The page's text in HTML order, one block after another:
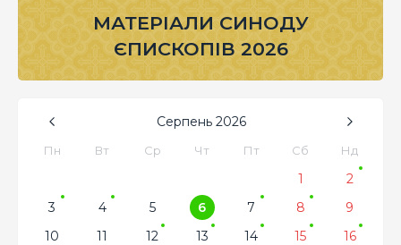
МАТЕРІАЛИ СИНОДУ
ЄПИСКОПІВ 2026
Серпень 2026
Пн Вт Ср Чт Пт Сб Нд
1
2
3
4 5 6 7 8
9
10
11 12 13 14 15
16